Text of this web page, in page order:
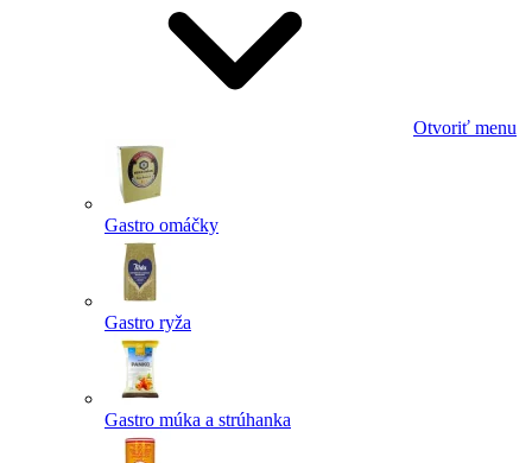
Otvoriť menu
Gastro omáčky
Gastro ryža
Gastro múka a strúhanka